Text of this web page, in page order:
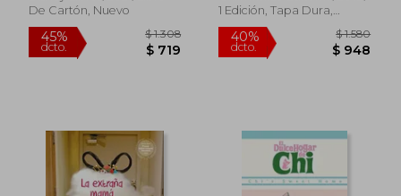
50%
dcto. $ 897
15%
dcto.
De Cartón, Nuevo
1 Edición, Tapa Dura,
Nuevo